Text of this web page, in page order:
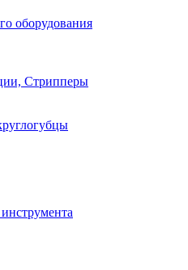
оборудования
Стрипперы